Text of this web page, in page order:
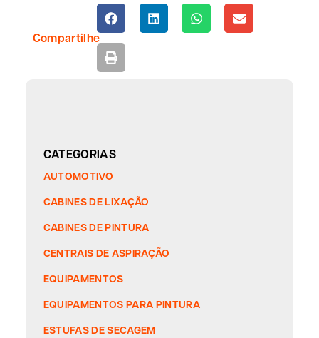
Compartilhe
CATEGORIAS
AUTOMOTIVO
CABINES DE LIXAÇÃO
CABINES DE PINTURA
CENTRAIS DE ASPIRAÇÃO
EQUIPAMENTOS
EQUIPAMENTOS PARA PINTURA
ESTUFAS DE SECAGEM